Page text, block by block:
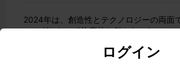
2024年は、創造性とテクノロジーの両面
ィングにとって決定的な年となった。ニ
ト、小規模な起業家にとって利用しやすい
ログイン